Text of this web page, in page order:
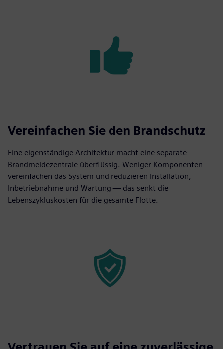
Vereinfachen Sie den Brandschutz
Eine eigenständige Architektur macht eine separate
Brandmeldezentrale überflüssig. Weniger Komponenten
vereinfachen das System und reduzieren Installation,
Inbetriebnahme und Wartung — das senkt die
Lebenszykluskosten für die gesamte Flotte.